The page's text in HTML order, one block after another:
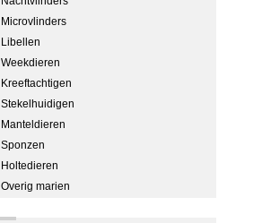
Microvlinders
Libellen
Weekdieren
Kreeftachtigen
Stekelhuidigen
Manteldieren
Sponzen
Holtedieren
Overig marien